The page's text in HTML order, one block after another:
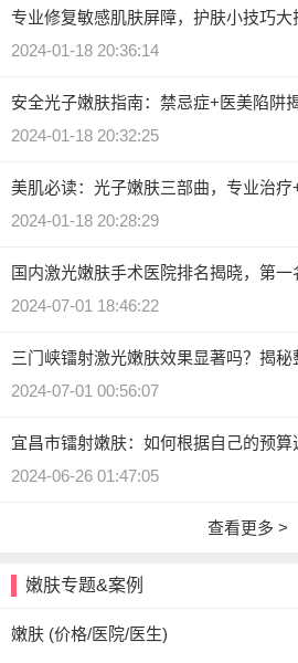
专业修复敏感肌肤屏障，护肤小技巧大
2024-01-18 20:36:14
安全光子嫩肤指南：禁忌症+医美陷阱
2024-01-18 20:32:25
美肌必读：光子嫩肤三部曲，专业治
2024-01-18 20:28:29
国内激光嫩肤手术医院排名揭晓，第一
2024-07-01 18:46:22
三门峡镭射激光嫩肤效果显著吗？揭秘
2024-07-01 00:56:07
宜昌市镭射嫩肤：如何根据自己的预算
2024-06-26 01:47:05
查看更多 >
嫩肤专题&案例
嫩肤 (价格/医院/医生)